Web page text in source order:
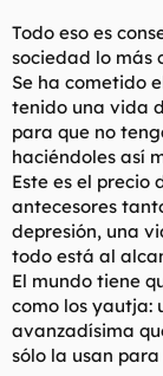
necesitamos
estupidiza pero
herramientas de
Hay más ruido
esfuerzo para
población se las
que realmente
nuestras manos.
ser explorado en
Pareciera que el
síndrome nuevo.
parte por el todo,
pasado y lo
te esté llegando,
buscando en las
Todo eso es
sociedad lo más
Se ha cometido
tenido una vida
para que no
haciéndoles así
Este es el precio
antecesores
depresión, una
todo está al
El mundo tiene
como los yautja:
avanzadísima
sólo la usan